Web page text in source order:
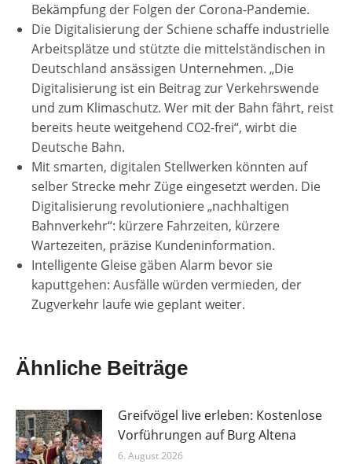
Bekämpfung der Folgen der Corona-Pandemie.
Die Digitalisierung der Schiene schaffe industrielle
Arbeitsplätze und stützte die mittelständischen in
Deutschland ansässigen Unternehmen. „Die
Digitalisierung ist ein Beitrag zur Verkehrswende
und zum Klimaschutz. Wer mit der Bahn fährt, reist
bereits heute weitgehend CO2-frei“, wirbt die
Deutsche Bahn.
Mit smarten, digitalen Stellwerken könnten auf
selber Strecke mehr Züge eingesetzt werden. Die
Digitalisierung revolutioniere „nachhaltigen
Bahnverkehr“: kürzere Fahrzeiten, kürzere
Wartezeiten, präzise Kundeninformation.
Intelligente Gleise gäben Alarm bevor sie
kaputtgehen: Ausfälle würden vermieden, der
Zugverkehr laufe wie geplant weiter.
Ähnliche Beiträge
Greifvögel live erleben: Kostenlose
Vorführungen auf Burg Altena
6. August 2026